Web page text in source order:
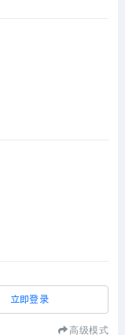
立即登录
高级模式